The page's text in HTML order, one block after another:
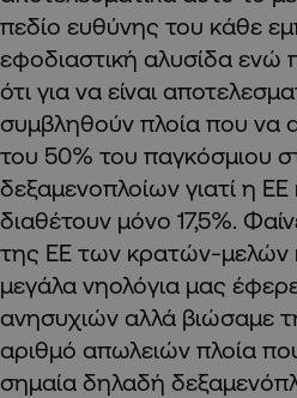
πεδίο ευθύνης του κάθε
εφοδιαστική αλυσίδα ενώ
ότι για να είναι
συμβληθούν πλοία που να
του 50% του παγκόσμιου
δεξαμενοπλοίων γιατί η
διαθέτουν μόνο 17,5%.
της ΕΕ των κρατών-μελών
μεγάλα νηολόγια μας
ανησυχιών αλλά βιώσαμε
αριθμό απωλειών πλοία
σημαία δηλαδή